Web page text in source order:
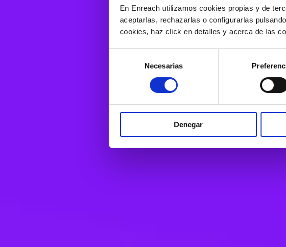
En Enreach utilizamos cookies propias y de
aceptarlas, rechazarlas o configurarlas
cookies, haz click en detalles y acerca de las
consentimiento
Necesarias
Denegar